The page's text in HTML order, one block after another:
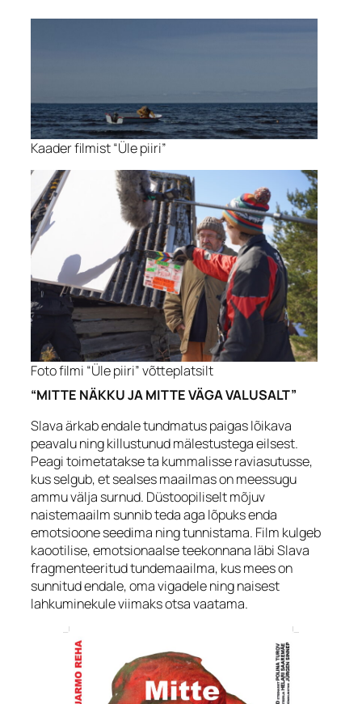
Kaader filmist “Üle piiri”
Foto filmi “Üle piiri” võtteplatsilt
“MITTE NÄKKU JA MITTE VÄGA VALUSALT”
Slava ärkab endale tundmatus paigas lõikava
peavalu ning killustunud mälestustega eilsest.
Peagi toimetatakse ta kummalisse raviasutusse,
kus selgub, et sealses maailmas on meessugu
ammu välja surnud. Düstoopiliselt mõjuv
naistemaailm sunnib teda aga lõpuks enda
emotsioone seedima ning tunnistama. Film kulgeb
kaootilise, emotsionaalse teekonnana läbi Slava
fragmenteeritud tundemaailma, kus mees on
sunnitud endale, oma vigadele ning naisest
lahkuminekule viimaks otsa vaatama.